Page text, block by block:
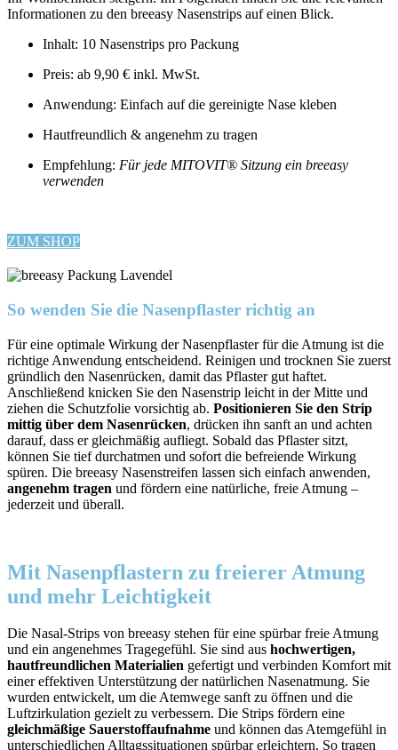
Informationen zu den breeasy Nasenstrips auf einen Blick.
Inhalt: 10 Nasenstrips pro Packung
Preis: ab 9,90 € inkl. MwSt.
Anwendung: Einfach auf die gereinigte Nase kleben
Hautfreundlich & angenehm zu tragen
Empfehlung: Für jede MITOVIT® Sitzung ein breeasy
verwenden
ZUM SHOP
So wenden Sie die Nasenpflaster richtig an
Für eine optimale Wirkung der Nasenpflaster für die Atmung ist die
richtige Anwendung entscheidend. Reinigen und trocknen Sie zuerst
gründlich den Nasenrücken, damit das Pflaster gut haftet.
Anschließend knicken Sie den Nasenstrip leicht in der Mitte und
ziehen die Schutzfolie vorsichtig ab. Positionieren Sie den Strip
mittig über dem Nasenrücken, drücken ihn sanft an und achten
darauf, dass er gleichmäßig aufliegt. Sobald das Pflaster sitzt,
können Sie tief durchatmen und sofort die befreiende Wirkung
spüren. Die breeasy Nasenstreifen lassen sich einfach anwenden,
angenehm tragen und fördern eine natürliche, freie Atmung –
jederzeit und überall.
Mit Nasenpflastern zu freierer Atmung
und mehr Leichtigkeit
Die Nasal-Strips von breeasy stehen für eine spürbar freie Atmung
und ein angenehmes Tragegefühl. Sie sind aus hochwertigen,
hautfreundlichen Materialien gefertigt und verbinden Komfort mit
einer effektiven Unterstützung der natürlichen Nasenatmung. Sie
wurden entwickelt, um die Atemwege sanft zu öffnen und die
Luftzirkulation gezielt zu verbessern. Die Strips fördern eine
gleichmäßige Sauerstoffaufnahme und können das Atemgefühl in
unterschiedlichen Alltagssituationen spürbar erleichtern. So tragen